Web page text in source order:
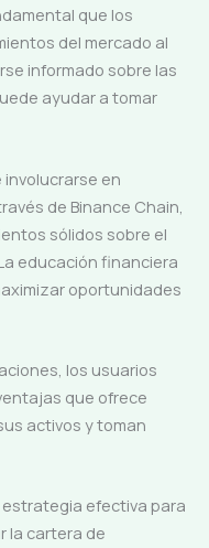
que los
del mercado al
informado sobre las
ayudar a tomar
involucrarse en
de Binance Chain,
sólidos sobre el
educación financiera
oportunidades
los usuarios
que ofrece
activos y toman
estrategia efectiva para
la cartera de